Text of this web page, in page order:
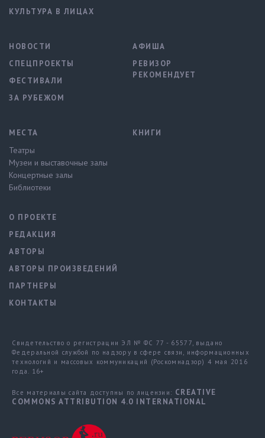
КУЛЬТУРА В ЛИЦАХ
НОВОСТИ
СПЕЦПРОЕКТЫ
ФЕСТИВАЛИ
ЗА РУБЕЖОМ
АФИША
РЕВИЗОР
РЕКОМЕНДУЕТ
МЕСТА
Театры
Музеи и выставочные залы
Концертные залы
Библиотеки
КНИГИ
О ПРОЕКТЕ
РЕДАКЦИЯ
АВТОРЫ
АВТОРЫ ПРОИЗВЕДЕНИЙ
ПАРТНЕРЫ
КОНТАКТЫ
Свидетельство о регистрации ЭЛ № ФС 77 - 65577, выдано
Федеральной службой по надзору в сфере связи, информационных
технологий и массовых коммуникаций (Роскомнадзор) 4 мая 2016
года. 16+
Все материалы сайта доступны по лицензии: CREATIVE
COMMONS ATTRIBUTION 4.0 INTERNATIONAL